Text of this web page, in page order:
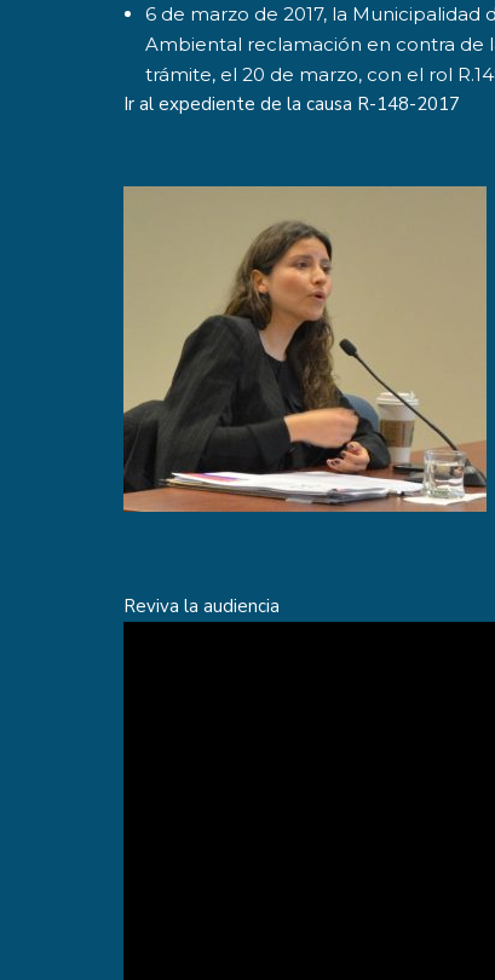
6 de marzo de 2017, la
Ambiental reclamación en contra de
trámite, el 20 de marzo, con el rol
Ir al expediente de la causa R-148-2017
Reviva la audiencia